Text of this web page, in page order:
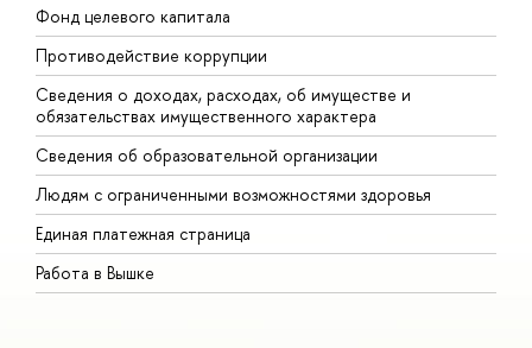
Фонд целевого капитала
Противодействие коррупции
Сведения о доходах, расходах, об имуществе и
обязательствах имущественного характера
Сведения об образовательной организации
Людям с ограниченными возможностями здоровья
Единая платежная страница
Работа в Вышке